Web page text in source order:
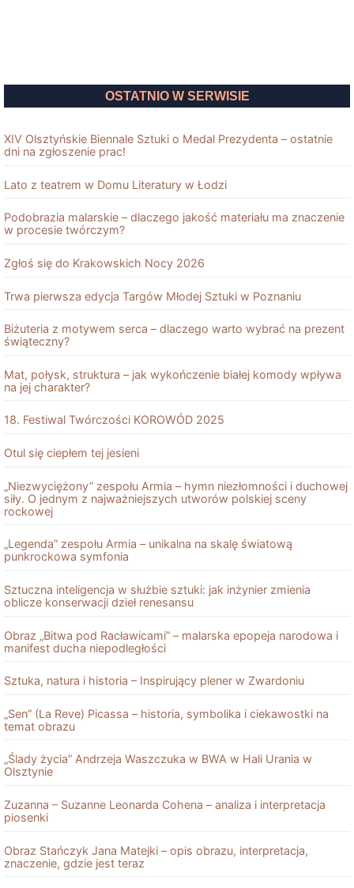
OSTATNIO W SERWISIE
XIV Olsztyńskie Biennale Sztuki o Medal Prezydenta – ostatnie
dni na zgłoszenie prac!
Lato z teatrem w Domu Literatury w Łodzi
Podobrazia malarskie – dlaczego jakość materiału ma znaczenie
w procesie twórczym?
Zgłoś się do Krakowskich Nocy 2026
Trwa pierwsza edycja Targów Młodej Sztuki w Poznaniu
Biżuteria z motywem serca – dlaczego warto wybrać na prezent
świąteczny?
Mat, połysk, struktura – jak wykończenie białej komody wpływa
na jej charakter?
18. Festiwal Twórczości KOROWÓD 2025
Otul się ciepłem tej jesieni
„Niezwyciężony” zespołu Armia – hymn niezłomności i duchowej
siły. O jednym z najważniejszych utworów polskiej sceny
rockowej
„Legenda” zespołu Armia – unikalna na skalę światową
punkrockowa symfonia
Sztuczna inteligencja w służbie sztuki: jak inżynier zmienia
oblicze konserwacji dzieł renesansu
Obraz „Bitwa pod Racławicami” – malarska epopeja narodowa i
manifest ducha niepodległości
Sztuka, natura i historia – Inspirujący plener w Zwardoniu
„Sen” (La Reve) Picassa – historia, symbolika i ciekawostki na
temat obrazu
„Ślady życia” Andrzeja Waszczuka w BWA w Hali Urania w
Olsztynie
Zuzanna – Suzanne Leonarda Cohena – analiza i interpretacja
piosenki
Obraz Stańczyk Jana Matejki – opis obrazu, interpretacja,
znaczenie, gdzie jest teraz